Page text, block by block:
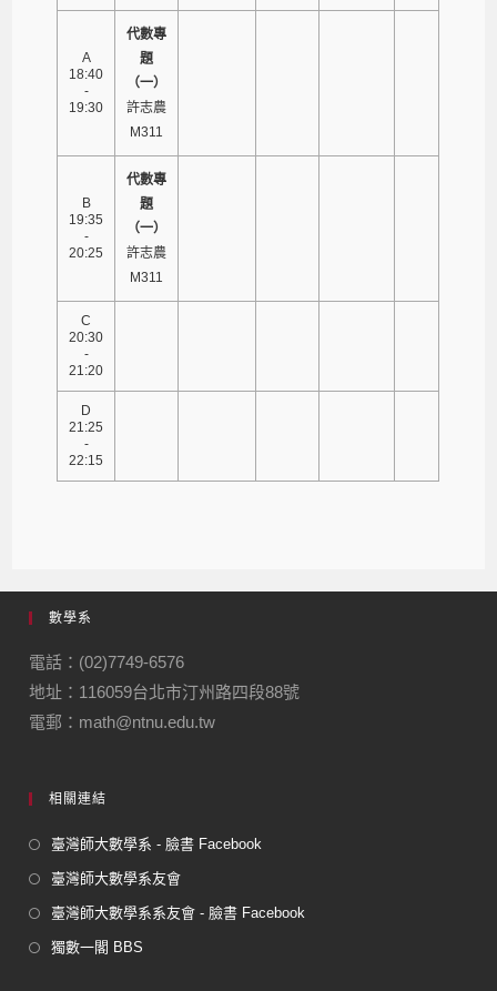
A
18:40
-
19:30
代數專
題
（一）
許志農
M311
B
19:35
-
20:25
代數專
題
（一）
許志農
M311
C
20:30
-
21:20
D
21:25
-
22:15
數學系
電話：(02)7749-6576
地址：116059台北市汀州路四段88號
電郵：math@ntnu.edu.tw
相關連結
臺灣師大數學系 - 臉書 Facebook
臺灣師大數學系友會
臺灣師大數學系系友會 - 臉書 Facebook
獨數一閣 BBS